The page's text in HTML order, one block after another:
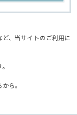
、当サイトのご利用に
ら。